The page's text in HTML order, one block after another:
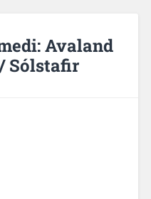
Avaland
Sólstafir